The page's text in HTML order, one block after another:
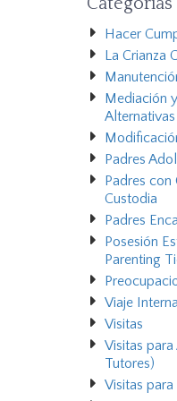
Hacer
La Crianza
Mediación
Alternativas
Padres
Padres con
Custodia
Padres
Posesión
Parenting
Viaje
Visitas
Visitas
Tutores)
Visitas